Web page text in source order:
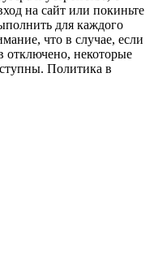
на сайт или покиньте
для каждого
что в случае, если
отключено, некоторые
Политика в